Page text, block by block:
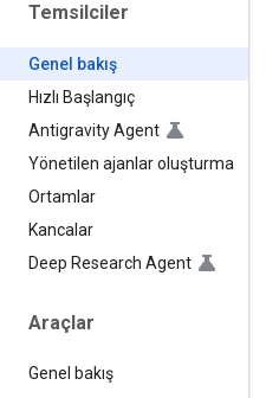
Temsilciler
Genel bakış
Hızlı Başlangıç
Antigravity Agent
Yönetilen ajanlar oluşturma
Ortamlar
Kancalar
Deep Research Agent
Araçlar
Genel bakış